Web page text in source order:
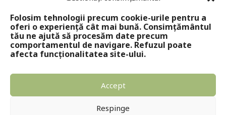
Folosim tehnologii precum cookie-urile pentru a
oferi o experiență cât mai bună. Consimțământul
tău ne ajută să procesăm date precum
comportamentul de navigare. Refuzul poate
afecta funcționalitatea site-ului.
Accept
Respinge